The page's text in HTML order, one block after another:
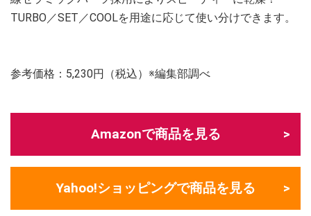
TURBO／SET／COOLを用途に応じて使い分けできます。
参考価格：5,230円（税込）※編集部調べ
Amazonで商品を見る
Yahoo!ショッピングで商品を見る